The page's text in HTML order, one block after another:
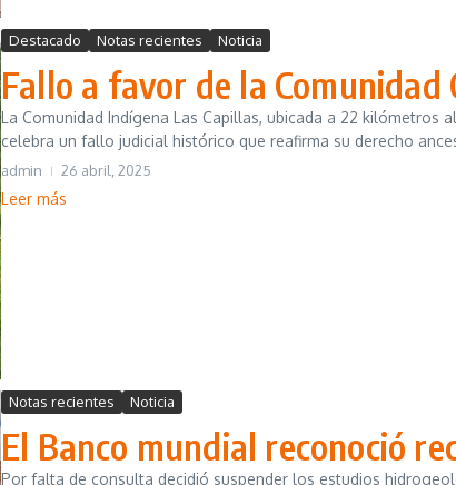
Destacado Notas recientes Noticia
Fallo a favor de la Comunidad
La Comunidad Indígena Las Capillas, ubicada a 22 kilómetros
celebra un fallo judicial histórico que reafirma su derecho
admin 26 abril, 2025
Leer más
Notas recientes Noticia
El Banco mundial reconoció
Por falta de consulta decidió suspender los estudios